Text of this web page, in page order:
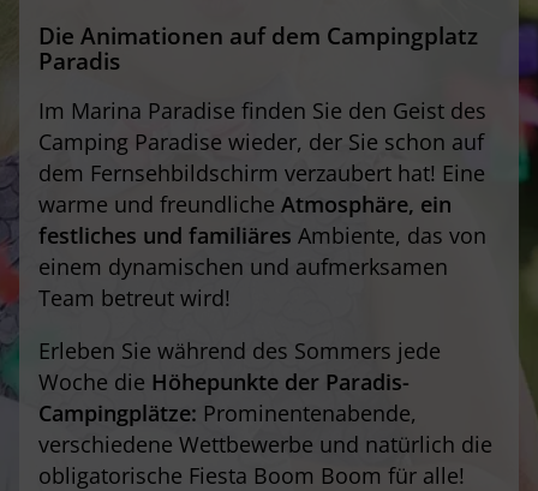
Die Animationen auf dem Campingplatz
Paradis
Im Marina Paradise finden Sie den Geist des
Camping Paradise wieder, der Sie schon auf
dem Fernsehbildschirm verzaubert hat! Eine
warme und freundliche Atmosphäre, ein
festliches und familiäres Ambiente, das von
einem dynamischen und aufmerksamen
Team betreut wird!
Erleben Sie während des Sommers jede
Woche die Höhepunkte der Paradis-
Campingplätze: Prominentenabende,
verschiedene Wettbewerbe und natürlich die
obligatorische Fiesta Boom Boom für alle!